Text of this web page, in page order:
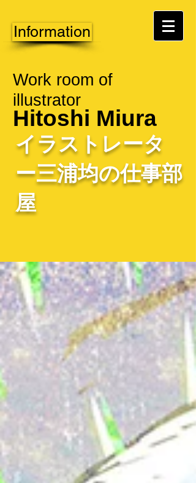
Information
Work room of
illustrator
Hitoshi Miura
イラストレータ
ー三浦均の仕事部
屋